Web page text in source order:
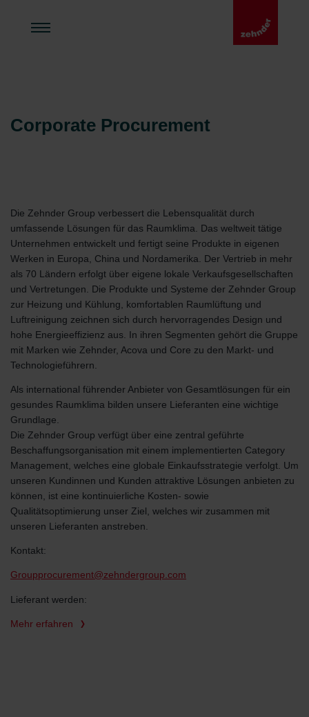
Corporate Procurement
Die Zehnder Group verbessert die Lebensqualität durch
umfassende Lösungen für das Raumklima. Das weltweit tätige
Unternehmen entwickelt und fertigt seine Produkte in eigenen
Werken in Europa, China und Nordamerika. Der Vertrieb in mehr
als 70 Ländern erfolgt über eigene lokale Verkaufsgesellschaften
und Vertretungen. Die Produkte und Systeme der Zehnder Group
zur Heizung und Kühlung, komfortablen Raumlüftung und
Luftreinigung zeichnen sich durch hervorragendes Design und
hohe Energieeffizienz aus. In ihren Segmenten gehört die Gruppe
mit Marken wie Zehnder, Acova und Core zu den Markt- und
Technologieführern.
Als international führender Anbieter von Gesamtlösungen für ein
gesundes Raumklima bilden unsere Lieferanten eine wichtige
Grundlage.
Die Zehnder Group verfügt über eine zentral geführte
Beschaffungsorganisation mit einem implementierten Category
Management, welches eine globale Einkaufsstrategie verfolgt. Um
unseren Kundinnen und Kunden attraktive Lösungen anbieten zu
können, ist eine kontinuierliche Kosten- sowie
Qualitätsoptimierung unser Ziel, welches wir zusammen mit
unseren Lieferanten anstreben.
Kontakt:
Groupprocurement@zehndergroup.com
Lieferant werden:
Mehr erfahren